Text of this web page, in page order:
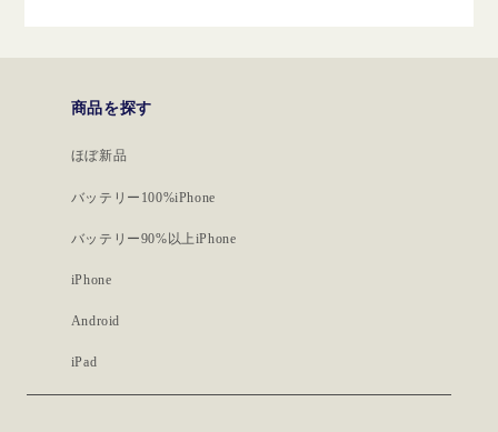
商品を探す
ほぼ新品
バッテリー100%iPhone
バッテリー90%以上iPhone
iPhone
Android
iPad